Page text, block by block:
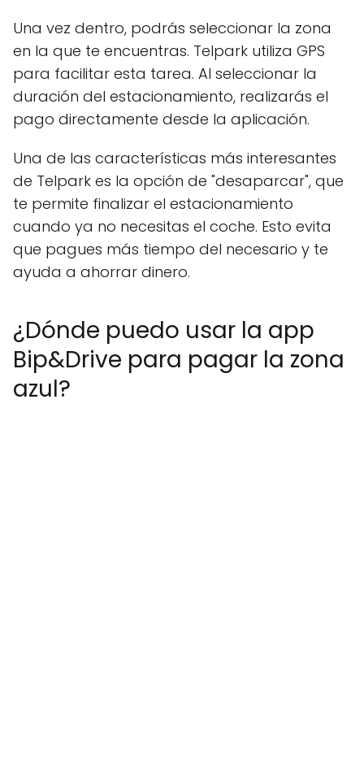
Una vez dentro, podrás seleccionar la zona
en la que te encuentras. Telpark utiliza GPS
para facilitar esta tarea. Al seleccionar la
duración del estacionamiento, realizarás el
pago directamente desde la aplicación.
Una de las características más interesantes
de Telpark es la opción de "desaparcar", que
te permite finalizar el estacionamiento
cuando ya no necesitas el coche. Esto evita
que pagues más tiempo del necesario y te
ayuda a ahorrar dinero.
¿Dónde puedo usar la app
Bip&Drive para pagar la zona
azul?